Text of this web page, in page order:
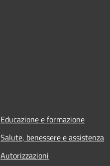
Educazione e formazione
Salute, benessere e assistenza
Autorizzazioni